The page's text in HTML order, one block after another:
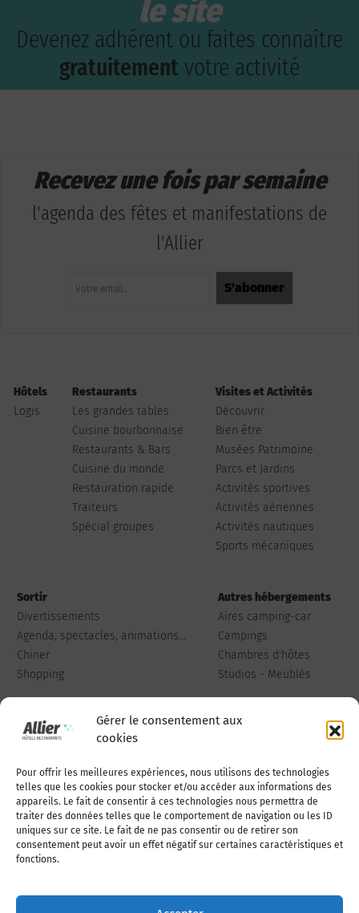
Gérer le consentement aux
cookies
Pour offrir les meilleures expériences, nous utilisons des technologies
telles que les cookies pour stocker et/ou accéder aux informations des
appareils. Le fait de consentir à ces technologies nous permettra de
traiter des données telles que le comportement de navigation ou les ID
uniques sur ce site. Le fait de ne pas consentir ou de retirer son
consentement peut avoir un effet négatif sur certaines caractéristiques et
fonctions.
le site
Devenez adhérent ou faites connaître
gratuitement votre activité
Recevez une fois par semaine
l'agenda des fêtes et manifestations de
l'Allier
Hôtels
Logis
Restaurants
Les grandes tables
Cuisine bourbonnaise
Restaurants & Bars
Cuisine du monde
Restauration rapide
Traiteurs
Spécial groupes
Visites et Activités
Découvrir
Bien être
Musées Patrimoine
Parcs et Jardins
Activités sportives
Activités aériennes
Activités nautiques
Sports mécaniques
Sortir
Divertissements
Agenda, spectacles, animations...
Chiner
Shopping
Autres hébergements
Aires camping-car
Campings
Chambres d'hôtes
Studios - Meublés
Qui sommes-nous Publiez votre annonce
Adhérer à l’association Nous contacter